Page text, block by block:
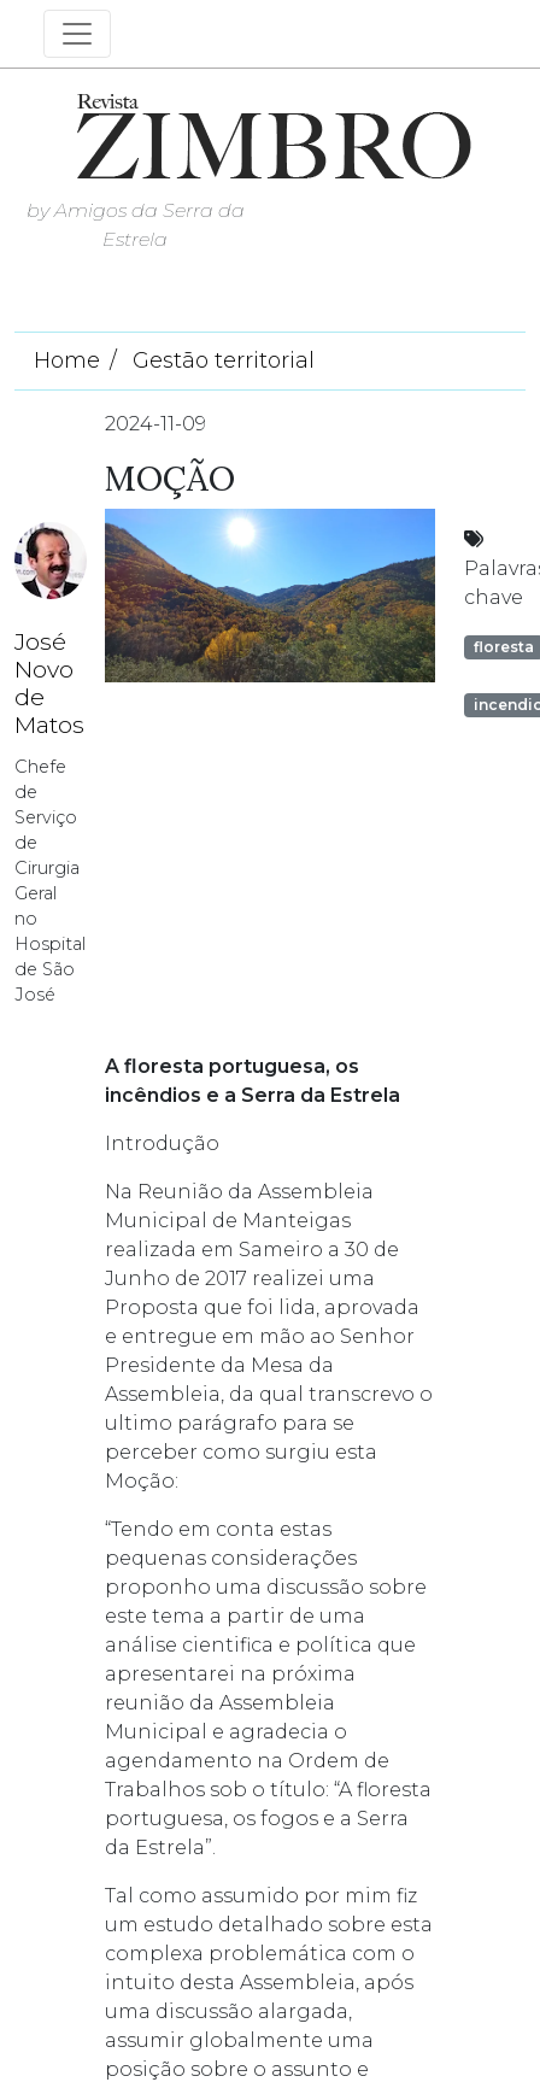
by Amigos da Serra da
Estrela
Home Gestão territorial
José
Novo
de
Matos
Chefe
de
Serviço
de
Cirurgia
Geral
no
Hospital
de São
José
2024-11-09
MOÇÃO
chave
floresta
A floresta portuguesa, os
incêndios e a Serra da Estrela
Introdução
Na Reunião da Assembleia
Municipal de Manteigas
realizada em Sameiro a 30 de
Junho de 2017 realizei uma
Proposta que foi lida, aprovada
e entregue em mão ao Senhor
Presidente da Mesa da
Assembleia, da qual transcrevo o
ultimo parágrafo para se
perceber como surgiu esta
Moção:
“Tendo em conta estas
pequenas considerações
proponho uma discussão sobre
este tema a partir de uma
análise cientifica e política que
apresentarei na próxima
reunião da Assembleia
Municipal e agradecia o
agendamento na Ordem de
Trabalhos sob o título: “A floresta
portuguesa, os fogos e a Serra
da Estrela”.
Tal como assumido por mim fiz
um estudo detalhado sobre esta
complexa problemática com o
intuito desta Assembleia, após
uma discussão alargada,
assumir globalmente uma
posição sobre o assunto e